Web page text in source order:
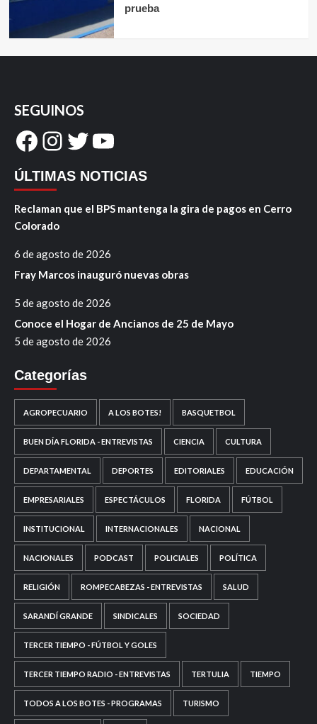
prueba
SEGUINOS
Facebook
Instagram
Twitter
YouTube
ÚLTIMAS NOTICIAS
Reclaman que el BPS mantenga la gira de pagos en Cerro
Colorado
6 de agosto de 2026
Fray Marcos inauguró nuevas obras
5 de agosto de 2026
Conoce el Hogar de Ancianos de 25 de Mayo
5 de agosto de 2026
Categorías
AGROPECUARIO A LOS BOTES! BASQUETBOL
BUEN DÍA FLORIDA - ENTREVISTAS CIENCIA CULTURA
DEPARTAMENTAL DEPORTES EDITORIALES EDUCACIÓN
EMPRESARIALES ESPECTÁCULOS FLORIDA FÚTBOL
INSTITUCIONAL INTERNACIONALES NACIONAL
NACIONALES PODCAST POLICIALES POLÍTICA
RELIGIÓN ROMPECABEZAS - ENTREVISTAS SALUD
SARANDÍ GRANDE SINDICALES SOCIEDAD
TERCER TIEMPO - FÚTBOL Y GOLES
TERCER TIEMPO RADIO - ENTREVISTAS TERTULIA TIEMPO
TODOS A LOS BOTES - PROGRAMAS TURISMO